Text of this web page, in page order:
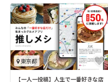
東京都
【一人一投稿】人生で一番好きな店